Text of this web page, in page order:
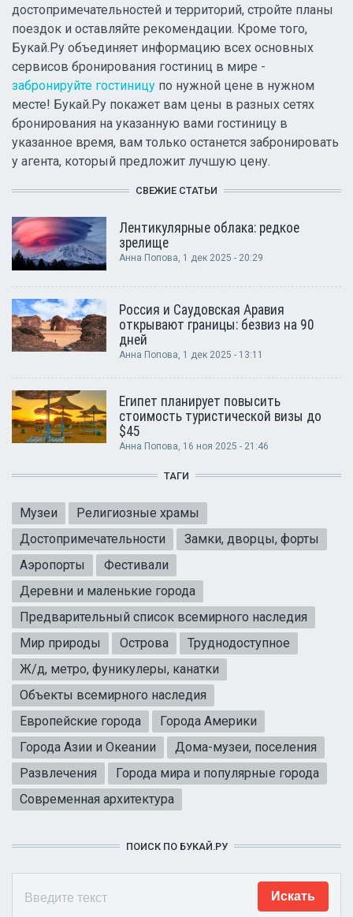
достопримечательностей и территорий, стройте планы
поездок и оставляйте рекомендации. Кроме того,
Букай.Ру объединяет информацию всех основных
сервисов бронирования гостиниц в мире -
забронируйте гостиницу по нужной цене в нужном
месте! Букай.Ру покажет вам цены в разных сетях
бронирования на указанную вами гостиницу в
указанное время, вам только останется забронировать
у агента, который предложит лучшую цену.
СВЕЖИЕ СТАТЬИ
Лентикулярные облака: редкое
зрелище
Анна Попова, 1 дек 2025 - 20:29
Россия и Саудовская Аравия
открывают границы: безвиз на 90
дней
Анна Попова, 1 дек 2025 - 13:11
Египет планирует повысить
стоимость туристической визы до
$45
Анна Попова, 16 ноя 2025 - 21:46
ТАГИ
Музеи
Религиозные храмы
Достопримечательности
Замки, дворцы, форты
Аэропорты
Фестивали
Деревни и маленькие города
Предварительный список всемирного наследия
Мир природы
Острова
Труднодоступное
Ж/д, метро, фуникулеры, канатки
Объекты всемирного наследия
Европейские города
Города Америки
Города Азии и Океании
Дома-музеи, поселения
Развлечения
Города мира и популярные города
Современная архитектура
ПОИСК ПО БУКАЙ.РУ